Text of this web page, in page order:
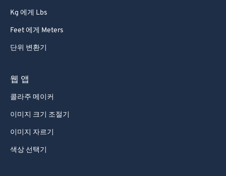
Kg 에게 Lbs
Feet 에게 Meters
단위 변환기
웹 앱
콜라주 메이커
이미지 크기 조절기
이미지 자르기
색상 선택기